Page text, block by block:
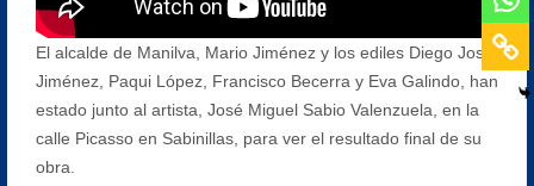
El alcalde de Manilva, Mario Jiménez y los ediles Diego José
Jiménez, Paqui López, Francisco Becerra y Eva Galindo, han
estado junto al artista, José Miguel Sabio Valenzuela, en la
calle Picasso en Sabinillas, para ver el resultado final de su
obra.